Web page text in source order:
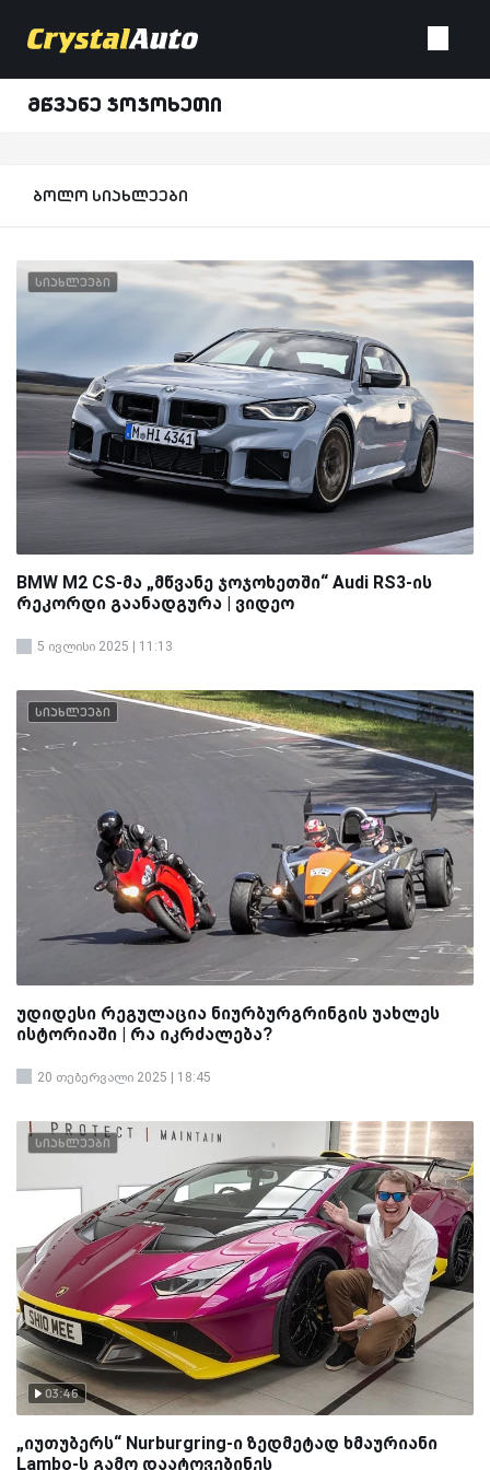
მწვანე ჯოჯოხეთი
ბოლო სიახლეები
სიახლეები
BMW M2 CS-მა „მწვანე ჯოჯოხეთში“ Audi RS3-ის
რეკორდი გაანადგურა | ვიდეო
5 ივლისი 2025 | 11:13
სიახლეები
უდიდესი რეგულაცია ნიურბურგრინგის უახლეს
ისტორიაში | რა იკრძალება?
20 თებერვალი 2025 | 18:45
სიახლეები
03:46
„იუთუბერს“ Nurburgring-ი ზედმეტად ხმაურიანი
Lambo-ს გამო დაატოვებინეს